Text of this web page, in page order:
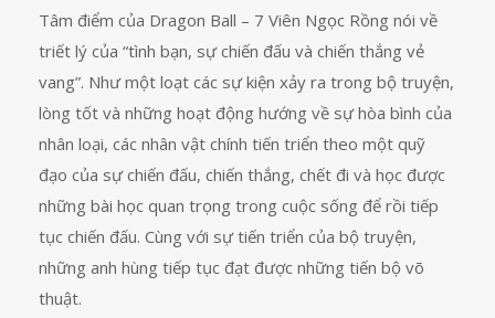
Tâm điểm của Dragon Ball – 7 Viên Ngọc Rồng nói về
triết lý của “tình bạn, sự chiến đấu và chiến thắng vẻ
vang”. Như một loạt các sự kiện xảy ra trong bộ truyện,
lòng tốt và những hoạt động hướng về sự hòa bình của
nhân loại, các nhân vật chính tiến triển theo một quỹ
đạo của sự chiến đấu, chiến thắng, chết đi và học được
những bài học quan trọng trong cuộc sống để rồi tiếp
tục chiến đấu. Cùng với sự tiến triển của bộ truyện,
những anh hùng tiếp tục đạt được những tiến bộ võ
thuật.